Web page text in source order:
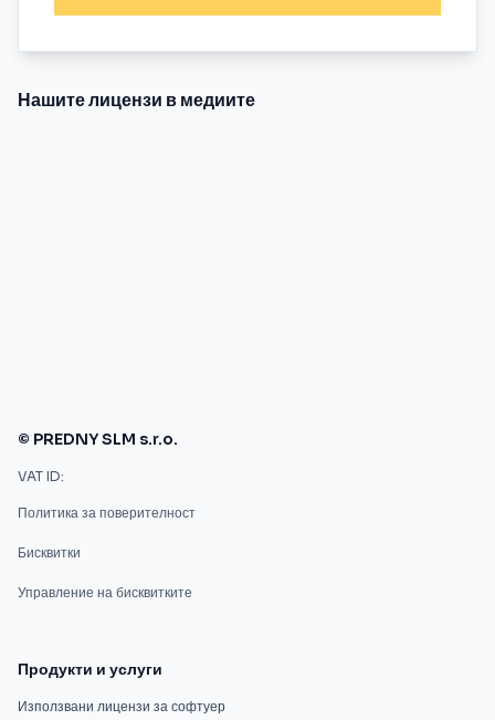
Нашите лицензи в медиите
© PREDNY SLM s.r.o.
VAT ID:
Политика за поверителност
Бисквитки
Управление на бисквитките
Продукти и услуги
Използвани лицензи за софтуер